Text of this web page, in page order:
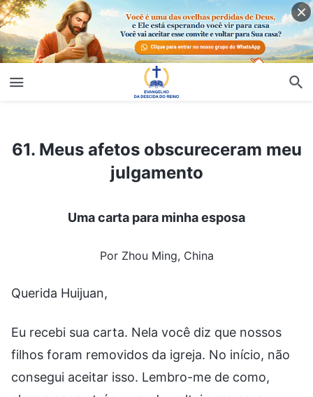
61. Meus afetos obscureceram meu julgamento
61. Meus afetos obscureceram meu
julgamento
Uma carta para minha esposa
Por Zhou Ming, China
Querida Huijuan,
Eu recebi sua carta. Nela você diz que nossos
filhos foram removidos da igreja. No início, não
consegui aceitar isso. Lembro-me de como,